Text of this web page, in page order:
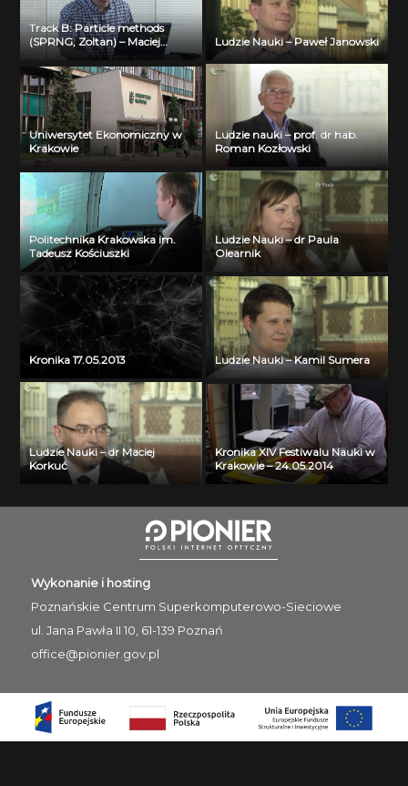
Track B: Particle methods
(SPRNG, Zoltan) – Maciej
Cytowski (ICM UW) – part 2
Ludzie Nauki – Paweł Janowski
Uniwersytet Ekonomiczny w
Krakowie
Ludzie nauki – prof. dr hab.
Roman Kozłowski
Politechnika Krakowska im.
Tadeusz Kościuszki
Ludzie Nauki – dr Paula
Olearnik
Kronika 17.05.2013 Ludzie Nauki – Kamil Sumera
Ludzie Nauki – dr Maciej
Korkuć
Kronika XIV Festiwalu Nauki w
Krakowie – 24.05.2014
Wykonanie i hosting
Poznańskie Centrum Superkomputerowo-Sieciowe
ul. Jana Pawła II 10, 61-139 Poznań
office@pionier.gov.pl